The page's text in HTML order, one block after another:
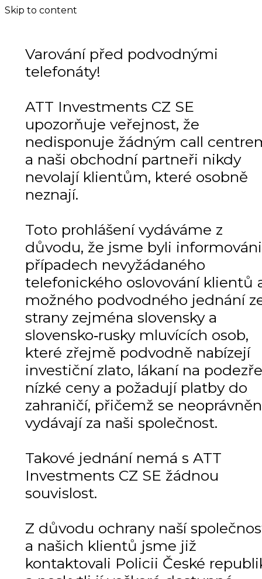
Skip to content
Varování před podvodnými
telefonáty!
ATT Investments CZ SE
upozorňuje veřejnost, že
nedisponuje žádným call
a naši obchodní partneři nikdy
nevolají klientům, které osobně
neznají.
Toto prohlášení vydáváme z
důvodu, že jsme byli
případech nevyžádaného
telefonického oslovování klientů
možného podvodného jednání
strany zejména slovensky a
slovensko‑rusky mluvících osob,
které zřejmě podvodně nabízejí
investiční zlato, lákaní na
nízké ceny a požadují platby do
zahraničí, přičemž se
vydávají za naši společnost.
Takové jednání nemá s ATT
Investments CZ SE žádnou
souvislost.
Z důvodu ochrany naší
a našich klientů jsme již
kontaktovali Policii České